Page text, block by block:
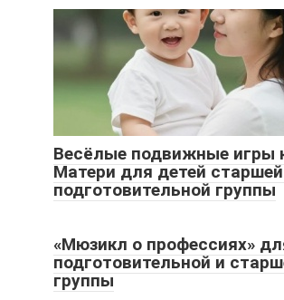
Весёлые подвижные игры
Матери для детей
подготовительной группы
«Мюзикл о профессиях»
подготовительной и
группы